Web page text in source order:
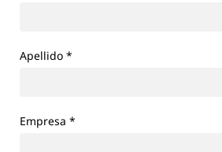
Apellido *
Empresa *